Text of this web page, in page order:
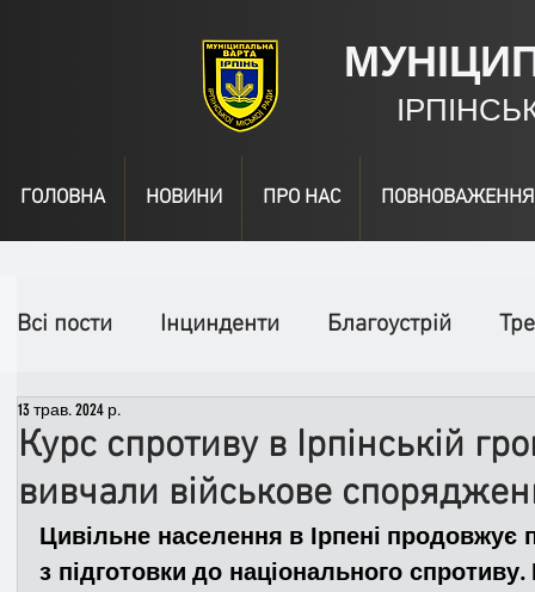
ГОЛОВНА НОВИНИ ПРО НАС ПОВНОВАЖЕННЯ
Всі пости Інцинденти Благоустрій
День народження
Надзвичайні заходи
Курс спротиву в Ірпінській
вивчали військове
13 трав. 2024 р.
Цивільне населення в Ірпені продовжує
з підготовки до національного